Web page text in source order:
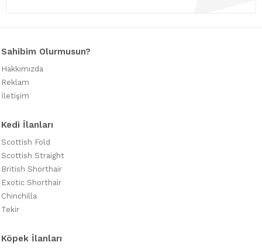
Sahibim Olurmusun?
Hakkımızda
Reklam
İletişim
Kedi İlanları
Scottish Fold
Scottish Straight
British Shorthair
Exotic Shorthair
Chinchilla
Tekir
Köpek İlanları